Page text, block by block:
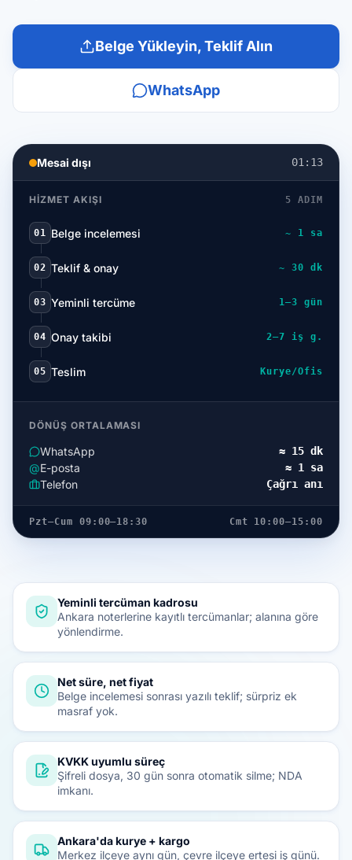
Belge Yükleyin, Teklif Alın
WhatsApp
Mesai dışı 01:13
HIZMET AKIŞI 5 ADIM
01 Belge incelemesi ~ 1 sa
02 Teklif & onay ~ 30 dk
03 Yeminli tercüme 1–3 gün
04 Onay takibi 2–7 iş g.
05 Teslim Kurye/Ofis
DÖNÜŞ ORTALAMASI
WhatsApp ≈ 15 dk
@E-posta ≈ 1 sa
Telefon Çağrı anı
Pzt–Cum 09:00–18:30 Cmt 10:00–15:00
Yeminli tercüman kadrosu
Ankara noterlerine kayıtlı tercümanlar; alanına göre
yönlendirme.
Net süre, net fiyat
Belge incelemesi sonrası yazılı teklif; sürpriz ek
masraf yok.
KVKK uyumlu süreç
Şifreli dosya, 30 gün sonra otomatik silme; NDA
imkanı.
Ankara'da kurye + kargo
Merkez ilçeye aynı gün, çevre ilçeye ertesi iş günü.